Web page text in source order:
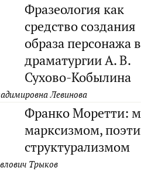
Фразеология как
средство создания
образа персонажа в
драматургии А. В.
Сухово-Кобылина
Левинова
Франко Моретти:
марксизмом,
структурализмом
Трыков